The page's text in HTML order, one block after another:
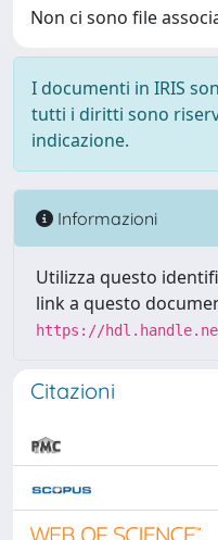
Non ci sono file
I documenti in IRIS
tutti i diritti sono
indicazione.
Informazioni
Utilizza questo
link a questo
https://
Citazioni